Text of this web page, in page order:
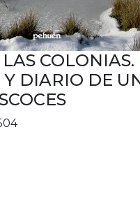
COLONIAS.
DIARIO DE